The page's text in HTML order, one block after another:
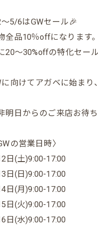
5/6はGWセール🎉
全品10％offになります
20〜30%offの特化セー
に向けてアガベに始まり
明日からのご来店お待ち
の営業日時〉
日(土)9:00-17:00
日(日)9:00-17:00
日(月)9:00-17:00
日(火)9:00-17:00
日(水)9:00-17:00